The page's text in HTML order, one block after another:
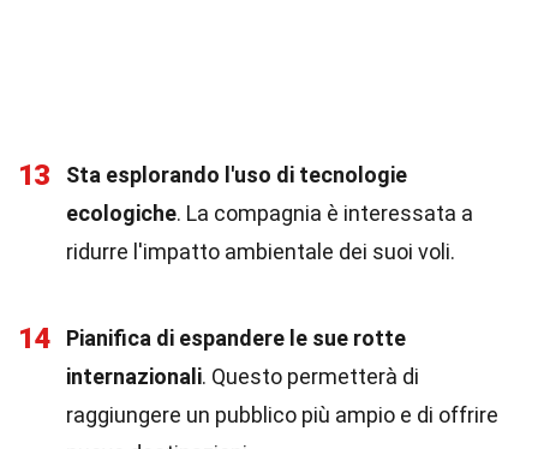
13
Sta esplorando l'uso di tecnologie
ecologiche. La compagnia è interessata a
ridurre l'impatto ambientale dei suoi voli.
14
Pianifica di espandere le sue rotte
internazionali. Questo permetterà di
raggiungere un pubblico più ampio e di offrire